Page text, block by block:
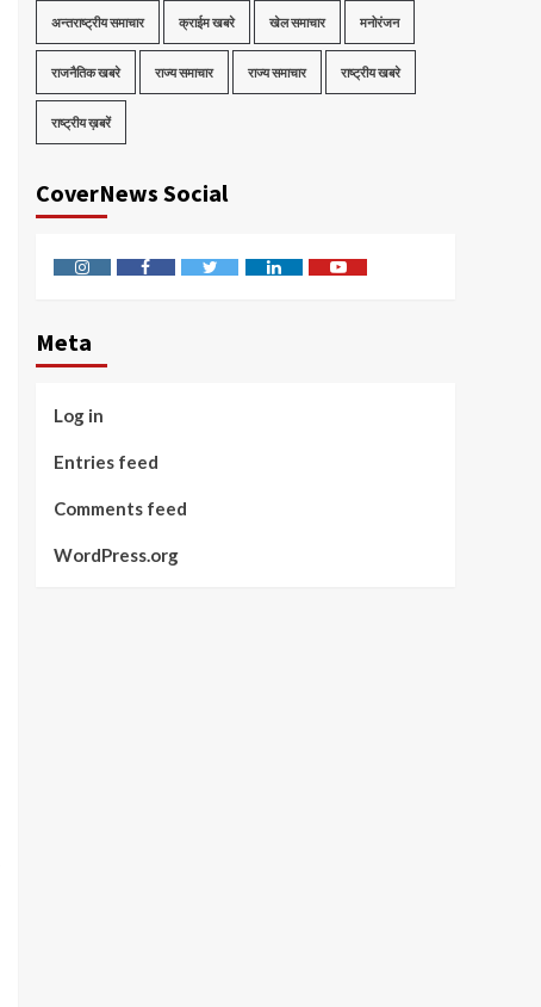
अन्तराष्ट्रीय समाचार क्राईम खबरे खेल समाचार मनोरंजन
राजनैतिक खबरे राज्य समाचार राज्य समाचार राष्ट्रीय खबरे
राष्ट्रीय ख़बरें
CoverNews Social
InstagramFacebookTwitter LinkedinYoutube
Meta
Log in
Entries feed
Comments feed
WordPress.org